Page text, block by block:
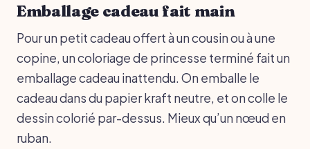
Emballage cadeau fait main
Pour un petit cadeau offert à un cousin ou à une
copine, un coloriage de princesse terminé fait un
emballage cadeau inattendu. On emballe le
cadeau dans du papier kraft neutre, et on colle le
dessin colorié par-dessus. Mieux qu’un nœud en
ruban.